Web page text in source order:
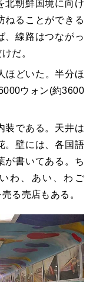
北朝鮮国境に向け
ねることができる
、線路はつながっ
だ。
ほどいた。半分ほ
ウォン(約3600
装である。天井は
。壁には、各国語
が書いてある。ち
わ、あい、わご
る売店もある。